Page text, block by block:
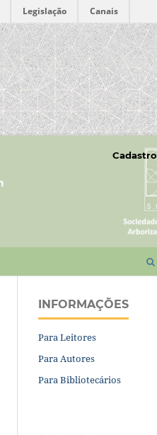
Legislação Canais
Cadastro
INFORMAÇÕES
Para Leitores
Para Autores
Para Bibliotecários